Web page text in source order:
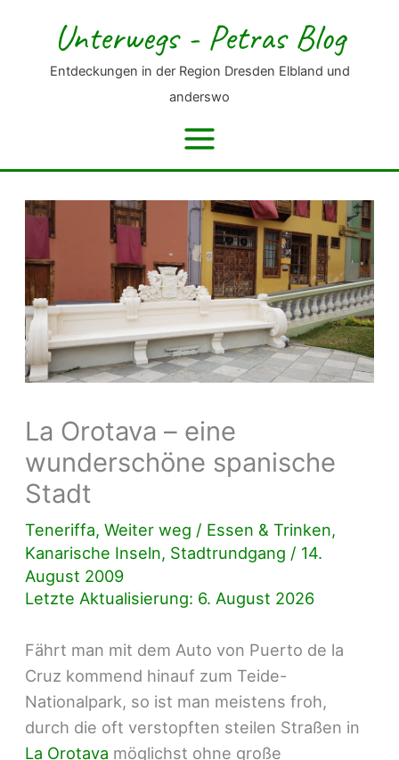
springen
Unterwegs - Petras Blog
Entdeckungen in der Region Dresden Elbland und
anderswo
La Orotava – eine
wunderschöne spanische
Stadt
Teneriffa,Weiter weg / Essen & Trinken,
Kanarische Inseln, Stadtrundgang / 14.
August 2009
Letzte Aktualisierung: 6. August 2026
Fährt man mit dem Auto von Puerto de la
Cruz kommend hinauf zum Teide-
Nationalpark, so ist man meistens froh,
durch die oft verstopften steilen Straßen in
La Orotava möglichst ohne große